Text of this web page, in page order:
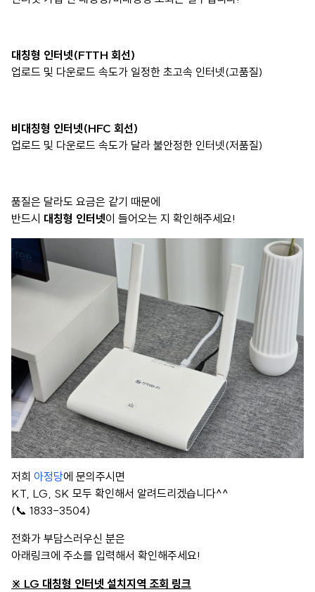
대칭형 인터넷(FTTH 회선)
업로드 및 다운로드 속도가 일정한 초고속 인터넷(고품질)
비대칭형 인터넷(HFC 회선)
업로드 및 다운로드 속도가 달라 불안정한 인터넷(저품질)
품질은 달라도 요금은 같기 때문에
반드시 대칭형 인터넷이 들어오는 지 확인해주세요!
저희 아정당에 문의주시면
KT, LG, SK 모두 확인해서 알려드리겠습니다^^
(📞 1833-3504)
전화가 부담스러우신 분은
아래링크에 주소를 입력해서 확인해주세요!
※ LG 대칭형 인터넷 설치지역 조회 링크